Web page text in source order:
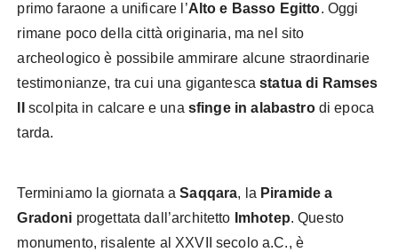
primo faraone a unificare l’Alto e Basso Egitto. Oggi
rimane poco della città originaria, ma nel sito
archeologico è possibile ammirare alcune straordinarie
testimonianze, tra cui una gigantescastatua di Ramses
scolpita in calcare e una sfinge in alabastrodi epoca
tarda.
Terminiamo la giornata aSaqqara, la Piramide a
Gradoni progettata dall’architetto Imhotep. Questo
monumento, risalente al XXVII secolo a.C., è